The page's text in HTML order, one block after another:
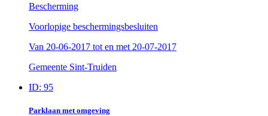
Bescherming
Voorlopige beschermingsbesluiten
Van 20-06-2017 tot en met 20-07-2017
Gemeente Sint-Truiden
ID: 95
Parklaan met omgeving